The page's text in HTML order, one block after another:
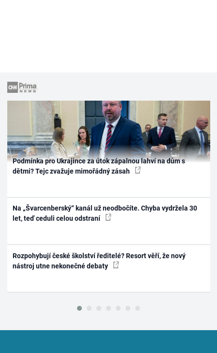
Podmínka pro Ukrajince za útok zápalnou lahví na dům s
dětmi? Tejc zvažuje mimořádný zásah
Na „Švarcenberský“ kanál už neodbočíte. Chyba vydržela 30
let, teď ceduli celou odstraní
Rozpohybují české školství ředitelé? Resort věří, že nový
nástroj utne nekonečné debaty